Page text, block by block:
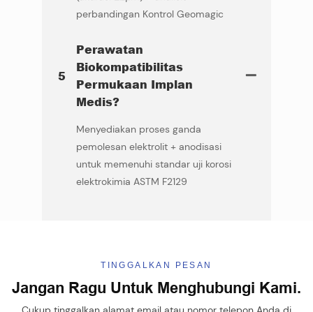
perbandingan Kontrol Geomagic
5
Perawatan
Biokompatibilitas
Permukaan Implan
Medis?
Menyediakan proses ganda
pemolesan elektrolit + anodisasi
untuk memenuhi standar uji korosi
elektrokimia ASTM F2129
TINGGALKAN PESAN
Jangan Ragu Untuk Menghubungi Kami.